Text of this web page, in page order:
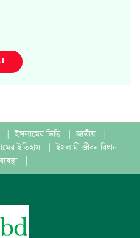
ইসলামের ভিত্তি জাতীয়
ইতিহাস
ইসলামী জীবন বিধান